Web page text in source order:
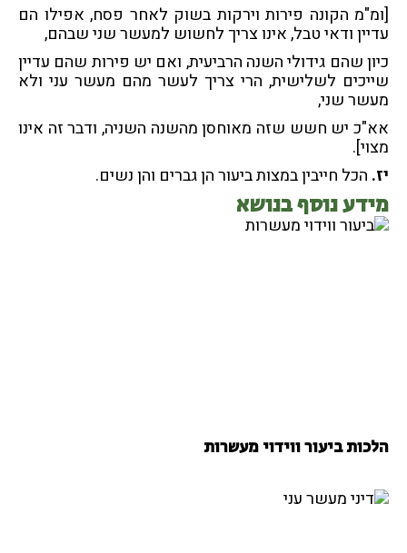
[ומ"מ הקונה פירות וירקות בשוק לאחר פסח, אפילו הם
עדיין ודאי טבל, אינו צריך לחשוש למעשר שני שבהם,
כיון שהם גידולי השנה הרביעית, ואם יש פירות שהם עדיין
שייכים לשלישית, הרי צריך לעשר מהם מעשר עני ולא
מעשר שני,
אא"כ יש חשש שזה מאוחסן מהשנה השניה, ודבר זה אינו
מצוי].
יז. הכל חייבין במצות ביעור הן גברים והן נשים.
מידע נוסף בנושא
הלכות ביעור ווידוי מעשרות